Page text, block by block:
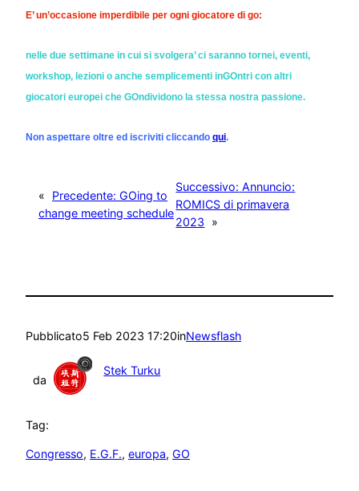
E’ un’occasione imperdibile per ogni giocatore di go:
nelle due settimane in cui si svolgera’ ci saranno tornei, eventi,
workshop, lezioni o anche semplicementi inGOntri con altri
giocatori europei che GOndividono la stessa nostra passione.
Non aspettare oltre ed iscriviti cliccando qui.
« Precedente: GOing to
change meeting schedule
Successivo: Annuncio:
ROMICS di primavera
2023
»
Pubblicato5 Feb 2023 17:20inNewsflash
da
Stek Turku
Tag:
Congresso, E.G.F., europa, GO